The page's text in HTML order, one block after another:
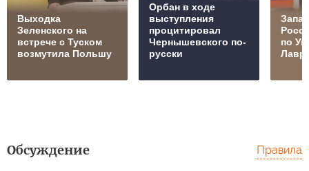
Выходка
Зеленского на
встрече с Туском
возмутила Польшу
Орбан в ходе
выступления
процитировал
Чернышевского по-
русски
по
Обсуждение Правила